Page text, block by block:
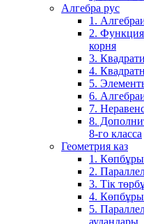
Алгебра рус
1.
2.
корня
3.
4.
5.
6.
7.
8.
8-го класса
Геометрия каз
1.
2.
3. Тік
4.
5.
аудандары